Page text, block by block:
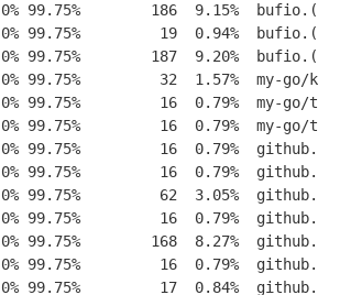
99.75%        186  9.15%
99.75%         19  0.94%
99.75%        187  9.20%
99.75%         32  1.57%  my-go/
99.75%         16  0.79%  my-go/
99.75%         16  0.79%  my-go/
99.75%         16  0.79%
99.75%         16  0.79%
99.75%         62  3.05%
99.75%         16  0.79%
99.75%        168  8.27%
99.75%         16  0.79%
99.75%         17  0.84%